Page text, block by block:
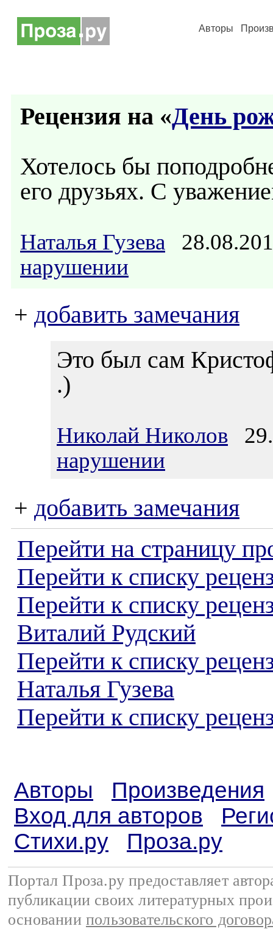
Авторы
Рецензия на «День
Хотелось бы
его друзьях. С
Наталья Гузева
нарушении
+ добавить замечания
Это был сам
.)
Николай Николов
нарушении
+ добавить замечания
Перейти на страницу
Перейти к списку
Перейти к списку
Виталий Рудский
Перейти к списку
Наталья Гузева
Перейти к списку
Авторы
Произведения
Вход для авторов
Стихи.ру
Проза.ру
Портал Проза.ру предоставляет
публикации своих литературных
основании пользовательского